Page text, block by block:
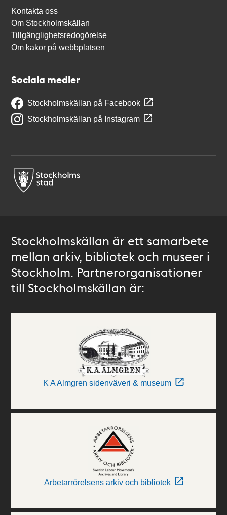
Kontakta oss
Om Stockholmskällan
Tillgänglighetsredogörelse
Om kakor på webbplatsen
Sociala medier
Stockholmskällan på Facebook
Stockholmskällan på Instagram
Stockholmskällan är ett samarbete
mellan arkiv, bibliotek och museer i
Stockholm. Partnerorganisationer
till Stockholmskällan är:
K A Almgren sidenväveri & museum
Arbetarrörelsens arkiv och bibliotek